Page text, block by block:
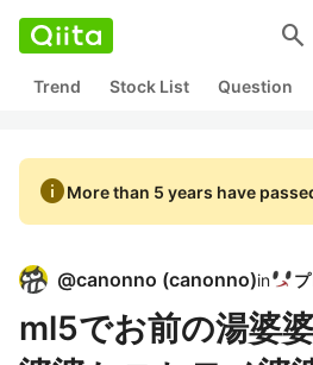
search
Trend Stock List Question
infoMore than 5 years have
@canonno (canonno)in
ml5でお前の湯婆